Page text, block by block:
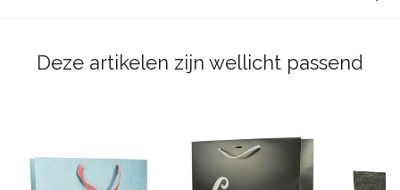
Deze artikelen zijn wellicht passend